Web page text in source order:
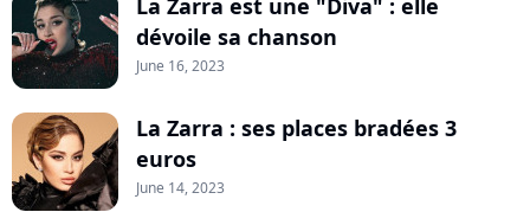
La Zarra est une "Diva" : elle
dévoile sa chanson
June 16, 2023
La Zarra : ses places bradées 3
euros
June 14, 2023